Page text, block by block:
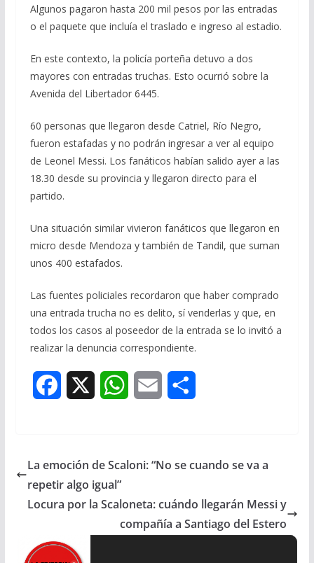
Algunos pagaron hasta 200 mil pesos por las entradas
o el paquete que incluía el traslado e ingreso al estadio.
En este contexto, la policía porteña detuvo a dos
mayores con entradas truchas. Esto ocurrió sobre la
Avenida del Libertador 6445.
60 personas que llegaron desde Catriel, Río Negro,
fueron estafadas y no podrán ingresar a ver al equipo
de Leonel Messi. Los fanáticos habían salido ayer a las
18.30 desde su provincia y llegaron directo para el
partido.
Una situación similar vivieron fanáticos que llegaron en
micro desde Mendoza y también de Tandil, que suman
unos 400 estafados.
Las fuentes policiales recordaron que haber comprado
una entrada trucha no es delito, sí venderlas y que, en
todos los casos al poseedor de la entrada se lo invitó a
realizar la denuncia correspondiente.
e
o
W
t
A
i
r
La emoción de Scaloni: “No se cuando se va a
repetir algo igual”
Locura por la Scaloneta: cuándo llegarán Messi y
compañía a Santiago del Estero